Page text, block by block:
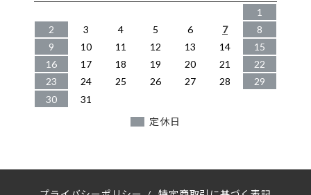
1
2
3 4 5 6 7
8
9
10 11 12 13 14
15
16
17 18 19 20 21
22
23
24 25 26 27 28
29
30
31
定休日